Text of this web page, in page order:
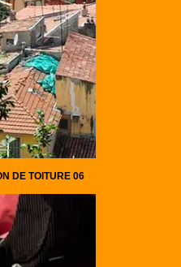
DE TOITURE 06